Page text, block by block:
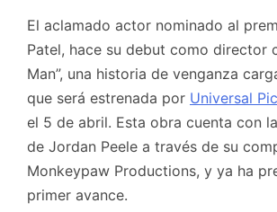
El aclamado actor nominado al
Patel, hace su debut como director
Man”, una historia de venganza
que será estrenada por Universal
el 5 de abril. Esta obra cuenta con
de Jordan Peele a través de su
Monkeypaw Productions, y ya ha
primer avance.